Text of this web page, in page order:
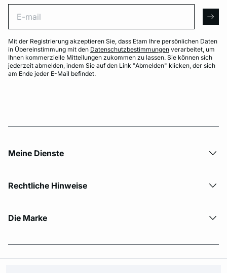
Mit der Registrierung akzeptieren Sie, dass Etam Ihre persönlichen Daten
in Übereinstimmung mit den Datenschutzbestimmungen verarbeitet, um
Ihnen kommerzielle Mitteilungen zukommen zu lassen. Sie können sich
jederzeit abmelden, indem Sie auf den Link "Abmelden" klicken, der sich
am Ende jeder E-Mail befindet.
Meine Dienste
Rechtliche Hinweise
Die Marke